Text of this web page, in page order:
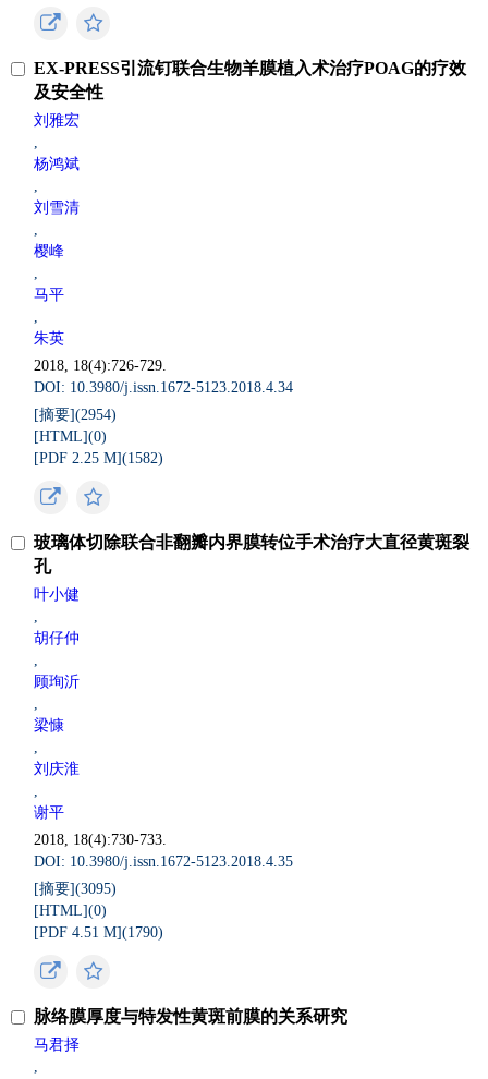
EX-PRESS引流钉联合生物羊膜植入术治疗POAG的疗效
及安全性
刘雅宏
,
杨鸿斌
,
刘雪清
,
樱峰
,
马平
,
朱英
2018, 18(4):726-729.
DOI: 10.3980/j.issn.1672-5123.2018.4.34
[摘要](2954)
[HTML](0)
[PDF 2.25 M](1582)
玻璃体切除联合非翻瓣内界膜转位手术治疗大直径黄斑裂
孔
叶小健
,
胡仔仲
,
顾珣沂
,
梁慷
,
刘庆淮
,
谢平
2018, 18(4):730-733.
DOI: 10.3980/j.issn.1672-5123.2018.4.35
[摘要](3095)
[HTML](0)
[PDF 4.51 M](1790)
脉络膜厚度与特发性黄斑前膜的关系研究
马君择
,